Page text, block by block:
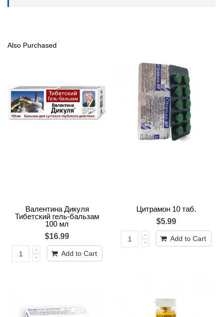
Also Purchased
Валентина Дикуля
Тибетский гель-бальзам
100 мл
$16.99
Add to Cart
Цитрамон 10 таб.
$5.99
Add to Cart